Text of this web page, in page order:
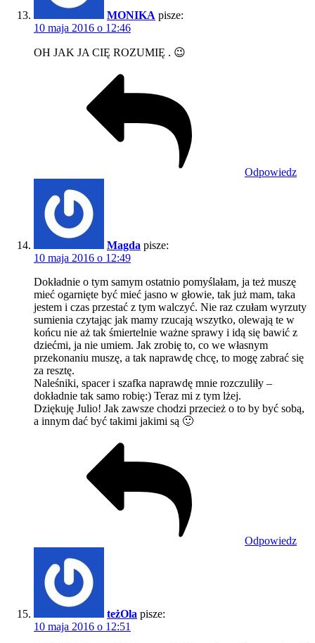
MONIKA pisze:
10 maja 2016 o 12:46
OH JAK JA CIĘ ROZUMIĘ . 😉
Odpowiedz
Magda pisze:
10 maja 2016 o 12:49
Dokładnie o tym samym ostatnio pomyślałam, ja też muszę
mieć ogarnięte być mieć jasno w głowie, tak już mam, taka
jestem i czas przestać z tym walczyć. Nie raz czułam wyrzuty
sumienia czytając jak mamy rzucają wszytko, olewają te w
końcu nie aż tak śmiertelnie ważne sprawy i idą się bawić z
dziećmi, ja nie umiem. Jak zrobię to, co we własnym
przekonaniu muszę, a tak naprawdę chcę, to mogę zabrać się
za resztę.
Naleśniki, spacer i szafka naprawdę mnie rozczuliły –
dokładnie tak samo robię:) Teraz mi z tym lżej.
Dziękuję Julio! Jak zawsze chodzi przecież o to by być sobą,
a innym dać być takimi jakimi są 🙂
Odpowiedz
teżOla pisze:
10 maja 2016 o 12:51